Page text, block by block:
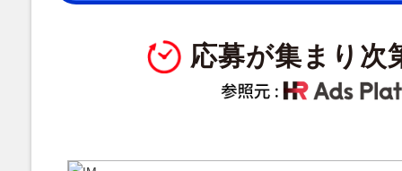
応募が集まり次